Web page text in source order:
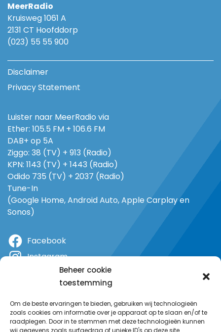
Beheer cookie
toestemming
Om de beste ervaringen te bieden, gebruiken wij technologieën
zoals cookies om informatie over je apparaat op te slaan en/of te
raadplegen. Door in te stemmen met deze technologieën kunnen
wij gegevens zoals surfgedrag of unieke ID's op deze site
MeerRadio
Kruisweg 1061 A
2131 CT Hoofddorp
(023) 55 55 900
Disclaimer
Privacy Statement
Luister naar MeerRadio via
Ether: 105.5 FM + 106.6 FM
DAB+ op 5A
Ziggo: 38 (TV) + 913 (Radio)
KPN: 1143 (TV) + 1443 (Radio)
Odido 735 (TV) + 2037 (Radio)
Tune-In
(Google Home, Android Auto, Apple Carplay en
Sonos)
Facebook
Instagram
YouTube